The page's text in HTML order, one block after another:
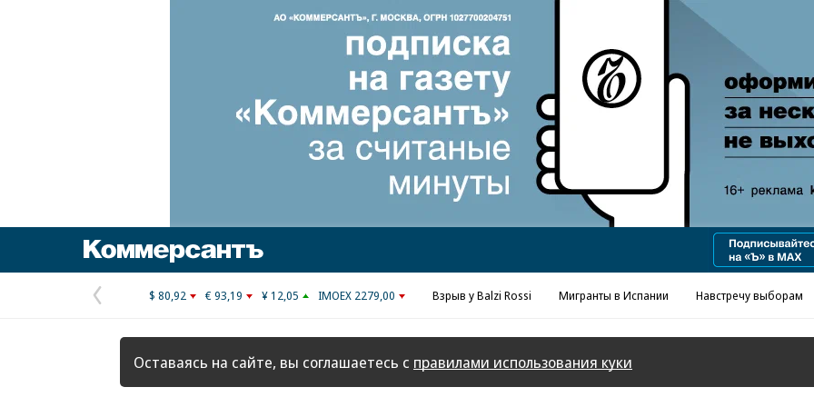
Реклама в «Ъ» www.kommersant.ru/ad
Предыдущая
страница
$ 80,92 € 93,19 ¥ 12,05 IMOEX 2279,00 Взрыв у Balzi Rossi Мигранты в Испании Навстречу выборам
Оставаясь на сайте, вы соглашаетесь с правилами использования куки